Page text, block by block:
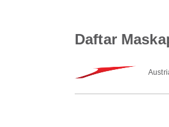
Daftar